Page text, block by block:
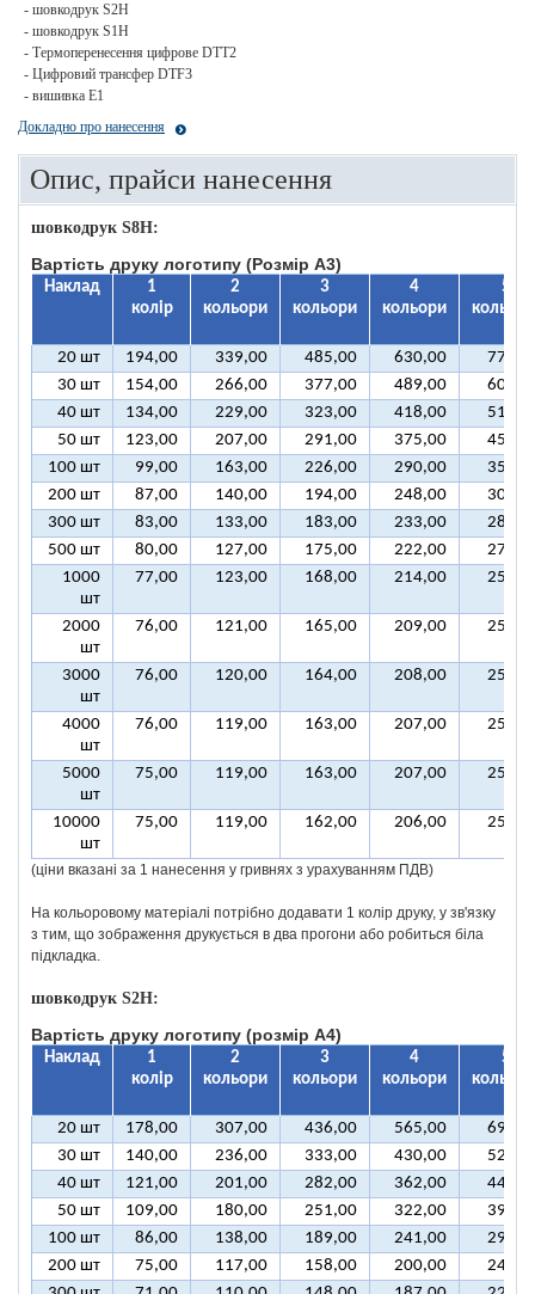
- шовкодрук S2H
- шовкодрук S1H
- Термоперенесення цифрове DTT2
- Цифровий трансфер DTF3
- вишивка E1
Докладно про нанесення
Опис, прайси нанесення
шовкодрук S8H:
Вартість друку логотипу (Розмір А3)
Наклад
1
колір
2
кольори
3
кольори
4
кольори
5
20 шт 194,00 339,00 485,00 630,00
30 шт
154,00 266,00 377,00 489,00
40 шт
134,00 229,00 323,00 418,00
50 шт
123,00 207,00 291,00 375,00
100 шт
99,00 163,00 226,00 290,00
200 шт
87,00 140,00 194,00 248,00
300 шт
83,00 133,00 183,00 233,00
500 шт
80,00 127,00 175,00 222,00
1000
шт
77,00 123,00 168,00 214,00
2000
шт
76,00 121,00 165,00 209,00
3000
шт
76,00 120,00 164,00 208,00
4000
шт
76,00 119,00 163,00 207,00
5000
шт
75,00 119,00 163,00 207,00
10000
шт
75,00 119,00 162,00 206,00
(ціни вказані за 1 нанесення у гривнях з урахуванням ПДВ)
На кольоровому матеріалі потрібно додавати 1 колір друку, у зв'язку
з тим, що зображення друкується в два прогони або робиться біла
підкладка.
шовкодрук S2H:
Вартість друку логотипу (розмір A4)
Наклад
1
колір
2
кольори
3
кольори
4
кольори
5
20 шт 178,00 307,00 436,00 565,00
30 шт
140,00 236,00 333,00 430,00
40 шт
121,00 201,00 282,00 362,00
50 шт
109,00 180,00 251,00 322,00
100 шт
86,00 138,00 189,00 241,00
200 шт
75,00 117,00 158,00 200,00